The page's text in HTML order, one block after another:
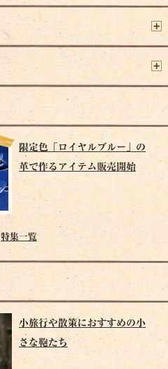
限定色「ロイヤルブルー」の
革で作るアイテム販売開始
特集一覧
小旅行や散策におすすめの小
さな鞄たち